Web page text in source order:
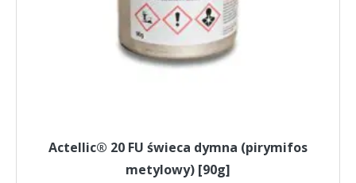
Actellic® 20 FU świeca dymna (pirymifos
metylowy) [90g]